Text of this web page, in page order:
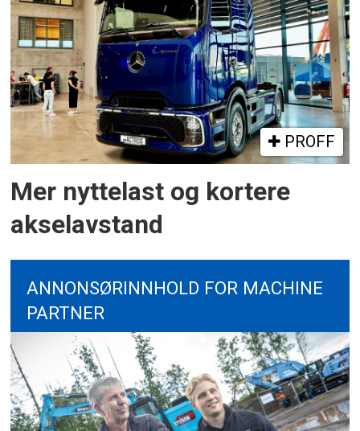
PROFF
Mer nyttelast og kortere
akselavstand
ANNONSØRINNHOLD FOR MACHINE
PARTNER